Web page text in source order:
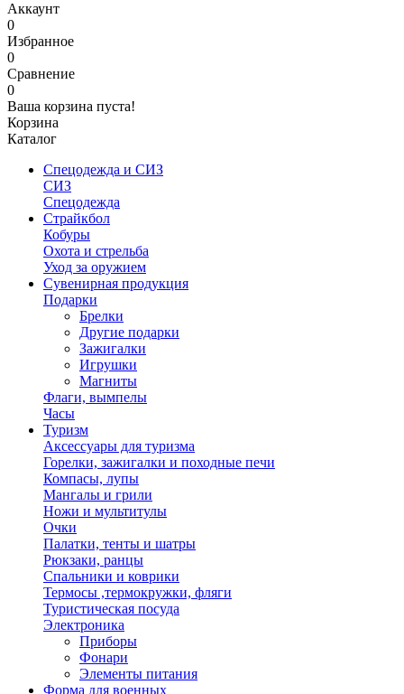
Аккаунт
0
Избранное
0
Сравнение
0
Ваша корзина пуста!
Корзина
Каталог
Спецодежда и СИЗ
СИЗ
Спецодежда
Страйкбол
Кобуры
Охота и стрельба
Уход за оружием
Сувенирная продукция
Подарки
Брелки
Другие подарки
Зажигалки
Игрушки
Магниты
Флаги, вымпелы
Часы
Туризм
Аксессуары для туризма
Горелки, зажигалки и походные печи
Компасы, лупы
Мангалы и грили
Ножи и мультитулы
Очки
Палатки, тенты и шатры
Рюкзаки, ранцы
Спальники и коврики
Термосы ,термокружки, фляги
Туристическая посуда
Электроника
Приборы
Фонари
Элементы питания
Форма для военных